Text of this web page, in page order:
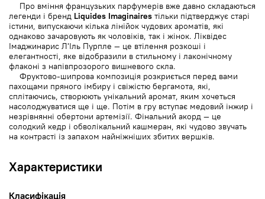
Про вміння французьких парфумерів вже давно складаються
легенди і бренд Liquides Imaginaires тільки підтверджує старі
істини, випускаючи кілька лінійок чудових ароматів, які
однаково зачаровують як чоловіків, так і жінок. Ліквідес
Імаджинарис Л'Іль Пурпле — це втілення розкоші і
елегантності, яке відобразили в стильному і лаконічному
флаконі з напівпрозорого вишневого скла.
Фруктово-шипрова композиція розкриється перед вами
пахощами пряного імбиру і свіжістю бергамота, які,
сплітаючись, створюють унікальний аромат, яким хочеться
насолоджуватися ще і ще. Потім в гру вступає медовий інжир і
незрівнянні обертони артемізії. Фінальний акорд — це
солодкий кедр і обволікальний кашмеран, які чудово звучать
на контрасті із запахом найніжніших збитих вершків.
Характеристики
Класифікація